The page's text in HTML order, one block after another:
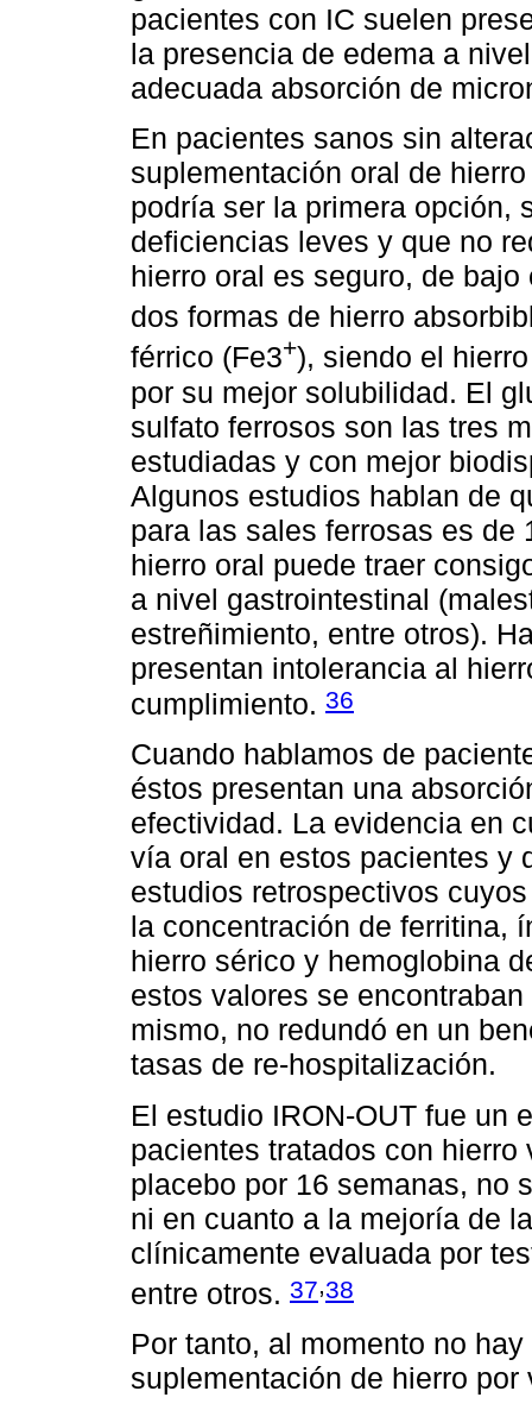
pacientes con IC suelen
la presencia de edema a
adecuada absorción de
En pacientes sanos sin
suplementación oral de
podría ser la primera opción,
deficiencias leves y que no
hierro oral es seguro, de
dos formas de hierro
férrico (Fe3+), siendo el
por su mejor solubilidad. El
sulfato ferrosos son las tres
estudiadas y con mejor
Algunos estudios hablan de
para las sales ferrosas es de
hierro oral puede traer
a nivel gastrointestinal
estreñimiento, entre otros).
presentan intolerancia al
cumplimiento. 36
Cuando hablamos de
éstos presentan una
efectividad. La evidencia en
vía oral en estos pacientes y
estudios retrospectivos
la concentración de ferritina,
hierro sérico y hemoglobina
estos valores se
mismo, no redundó en un
tasas de re-hospitalización.
El estudio IRON-OUT fue un
pacientes tratados con
placebo por 16 semanas, no
ni en cuanto a la mejoría de
clínicamente evaluada por
entre otros. 37 38
Por tanto, al momento no
suplementación de hierro